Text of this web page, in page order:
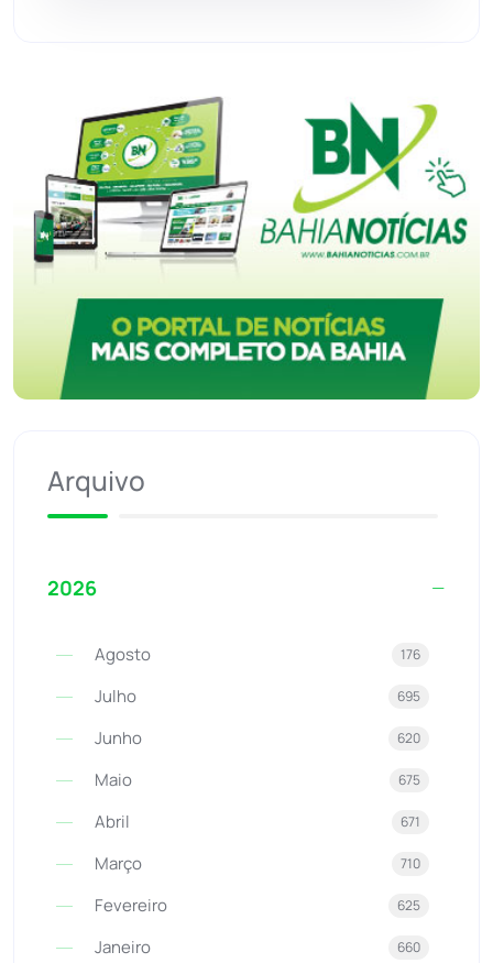
Arquivo
2026
Agosto 176
Julho 695
Junho 620
Maio 675
Abril 671
Março 710
Fevereiro 625
Janeiro 660